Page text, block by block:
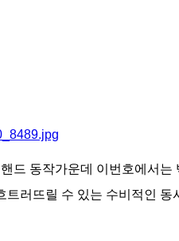
드 동작가운데 이번호에서
러뜨릴 수 있는 수비적인 동